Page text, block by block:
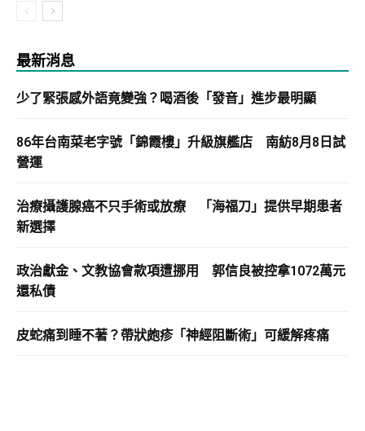
最新消息
少了緊張感外語竟變強？喝酒後「發音」進步最明顯
86年台南菜老字號「錦霞樓」升級旗艦店 南紡8月8日試
營運
治療攝護腺癌不只手術或放療 「海福刀」提供早期患者
新選擇
政治獻金、文教協會款項遭挪用 郭信良被控拿1072萬元
還私債
皮蛇痛到睡不著？帶狀皰疹「神經阻斷術」可緩解疼痛